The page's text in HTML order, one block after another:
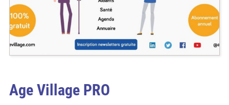
Age Village PRO